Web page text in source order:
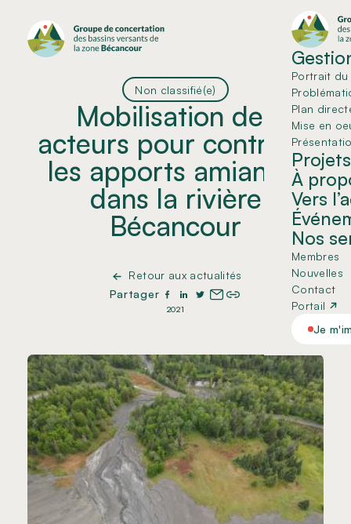
Portrait
Plan
Mise en
Projets
À
Vers
Nos
Membres
Nouvelles
Contact
Portail
Je
Non classifié(e)
Mobilisation des
acteurs pour contrôler
les apports amiantés
dans la rivière
Bécancour
Retour aux actualités
Partager
2021